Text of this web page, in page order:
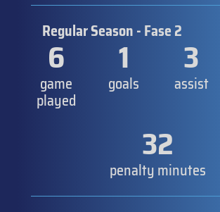
Regular Season - Fase 2
6
game
played
1
goals
3
assist
32
penalty minutes